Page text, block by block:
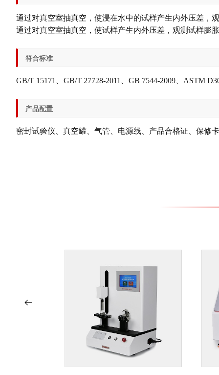
通过对真空室抽真空，使浸在水中的试样产生内外压差，
通过对真空室抽真空，使试样产生内外压差，观测试样膨
符合标准
GB/T 15171、GB/T 27728-2011、GB 7544-2009、ASTM
产品配置
密封试验仪、真空罐、气管、电源线、产品合格证、保修